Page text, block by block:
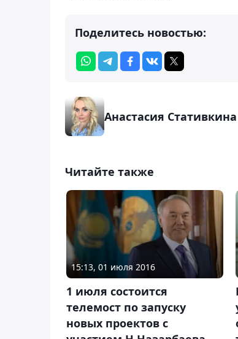
Поделитесь новостью:
Анастасия Стативкина
Читайте также
15:13, 01 июля 2016
1 июля состоится
телемост по запуску
новых проектов с